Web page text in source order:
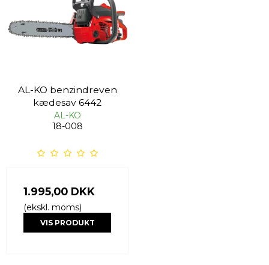
AL-KO benzindreven
kædesav 6442
AL-KO
18-008
1.995,00 DKK
(ekskl. moms)
VIS PRODUKT